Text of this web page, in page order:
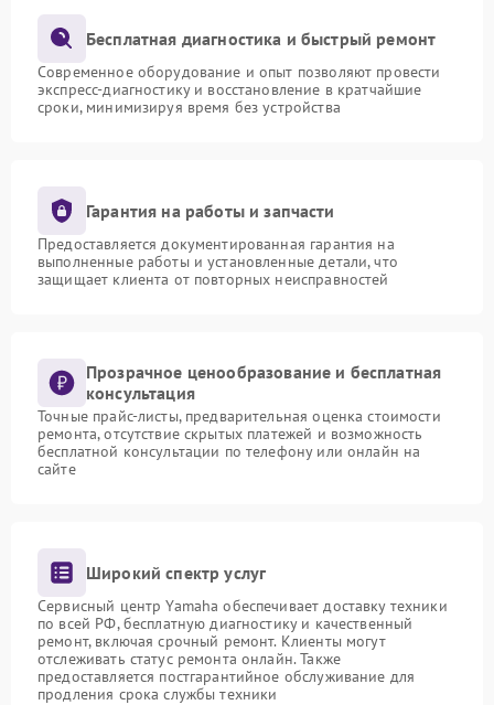
Бесплатная диагностика и быстрый ремонт
Современное оборудование и опыт позволяют провести
экспресс-диагностику и восстановление в кратчайшие
сроки, минимизируя время без устройства
Гарантия на работы и запчасти
Предоставляется документированная гарантия на
выполненные работы и установленные детали, что
защищает клиента от повторных неисправностей
Прозрачное ценообразование и бесплатная
консультация
Точные прайс-листы, предварительная оценка стоимости
ремонта, отсутствие скрытых платежей и возможность
бесплатной консультации по телефону или онлайн на
сайте
Широкий спектр услуг
Сервисный центр Yamaha обеспечивает доставку техники
по всей РФ, бесплатную диагностику и качественный
ремонт, включая срочный ремонт. Клиенты могут
отслеживать статус ремонта онлайн. Также
предоставляется постгарантийное обслуживание для
продления срока службы техники